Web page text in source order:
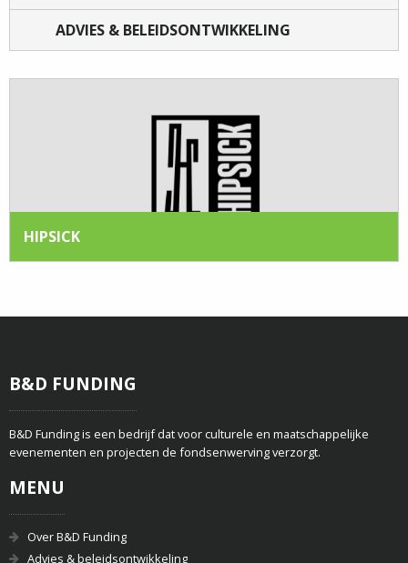
ADVIES & BELEIDSONTWIKKELING
HIPSICK
B&D FUNDING
B&D Funding is een bedrijf dat voor culturele en maatschappelijke
evenementen en projecten de fondsenwerving verzorgt.
MENU
Over B&D Funding
Advies & beleidsontwikkeling